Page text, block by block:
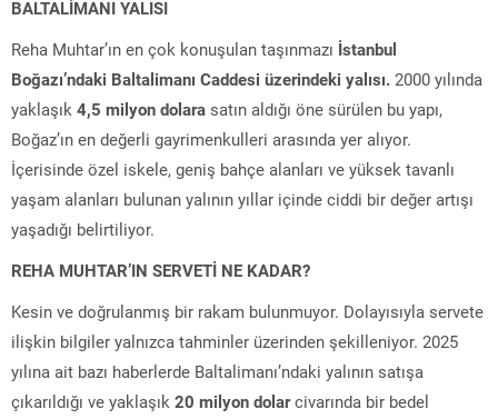
BALTALİMANI YALISI
Reha Muhtar’ın en çok konuşulan taşınmazı İstanbul
Boğazı’ndaki Baltalimanı Caddesi üzerindeki yalısı. 2000 yılında
yaklaşık 4,5 milyon dolara satın aldığı öne sürülen bu yapı,
Boğaz’ın en değerli gayrimenkulleri arasında yer alıyor.
İçerisinde özel iskele, geniş bahçe alanları ve yüksek tavanlı
yaşam alanları bulunan yalının yıllar içinde ciddi bir değer artışı
yaşadığı belirtiliyor.
REHA MUHTAR’IN SERVETİ NE KADAR?
Kesin ve doğrulanmış bir rakam bulunmuyor. Dolayısıyla servete
ilişkin bilgiler yalnızca tahminler üzerinden şekilleniyor. 2025
yılına ait bazı haberlerde Baltalimanı’ndaki yalının satışa
çıkarıldığı ve yaklaşık 20 milyon dolarcivarında bir bedel